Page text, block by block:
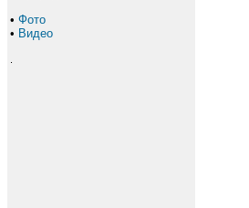
• Фото
• Видео